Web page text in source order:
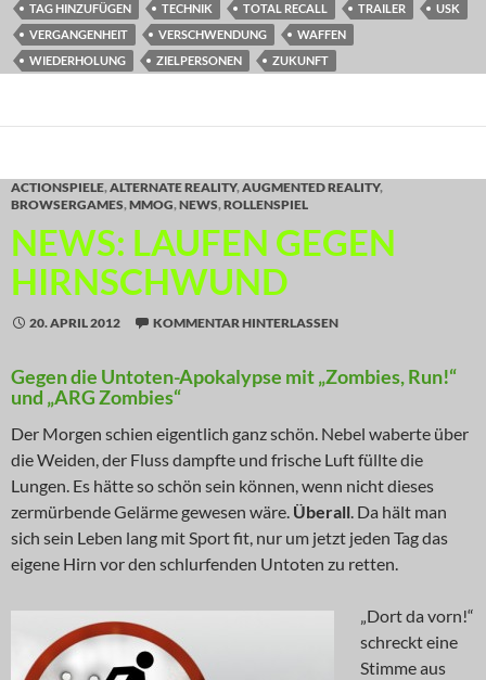
TAG HINZUFÜGEN
TECHNIK TOTAL RECALL TRAILER
USK
VERGANGENHEIT
VERSCHWENDUNG
WAFFEN
WIEDERHOLUNG
ZIELPERSONEN ZUKUNFT
ACTIONSPIELE,ALTERNATE REALITY,AUGMENTED REALITY,
BROWSERGAMES,MMOG,NEWS,ROLLENSPIEL
NEWS: LAUFEN GEGEN
HIRNSCHWUND
20. APRIL 2012 KOMMENTAR HINTERLASSEN
Gegen die Untoten-Apokalypse mit „Zombies, Run!“
und „ARG Zombies“
Der Morgen schien eigentlich ganz schön. Nebel waberte über
die Weiden, der Fluss dampfte und frische Luft füllte die
Lungen. Es hätte so schön sein können, wenn nicht dieses
zermürbende Gelärme gewesen wäre. Überall. Da hält man
sich sein Leben lang mit Sport fit, nur um jetzt jeden Tag das
eigene Hirn vor den schlurfenden Untoten zu retten.
„Dort da vorn!“
schreckt eine
Stimme aus